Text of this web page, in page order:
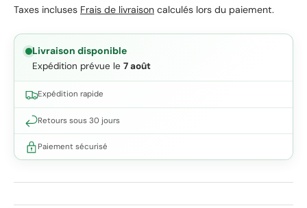
Taxes incluses Frais de livraison calculés lors du paiement.
Livraison disponible
Expédition prévue le 7 août
Expédition rapide
Retours sous 30 jours
Paiement sécurisé